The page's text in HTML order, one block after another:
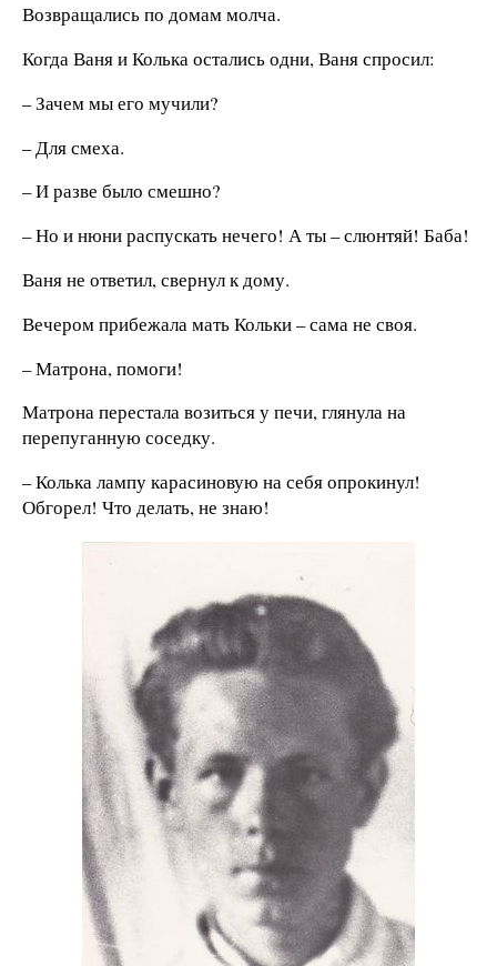
Возвращались по домам молча.
Когда Ваня и Колька остались одни, Ваня спросил:
– Зачем мы его мучили?
– Для смеха.
– И разве было смешно?
– Но и нюни распускать нечего! А ты – слюнтяй! Баба!
Ваня не ответил, свернул к дому.
Вечером прибежала мать Кольки – сама не своя.
– Матрона, помоги!
Матрона перестала возиться у печи, глянула на
перепуганную соседку.
– Колька лампу карасиновую на себя опрокинул!
Обгорел! Что делать, не знаю!